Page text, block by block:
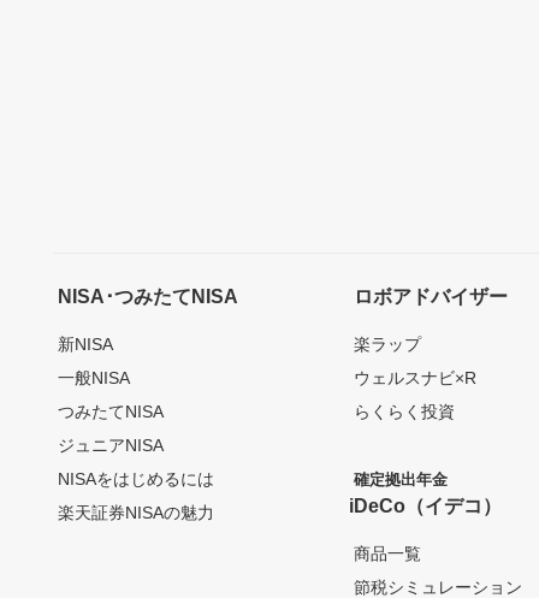
NISA･つみたてNISA
新NISA
一般NISA
つみたてNISA
ジュニアNISA
NISAをはじめるには
楽天証券NISAの魅力
ロボアドバイザー
楽ラップ
ウェルスナビ×R
らくらく投資
確定拠出年金
iDeCo（イデコ）
商品一覧
節税シミュレーション